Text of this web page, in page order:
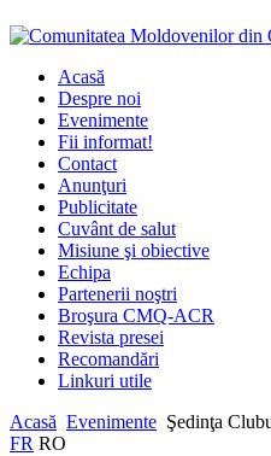
Acasă
Despre noi
Evenimente
Fii informat!
Contact
Anunţuri
Publicitate
Cuvânt de salut
Misiune şi obiective
Echipa
Partenerii noştri
Broşura CMQ-ACR
Revista presei
Recomandări
Linkuri utile
Acasă Evenimente Şedinţa
FR RO